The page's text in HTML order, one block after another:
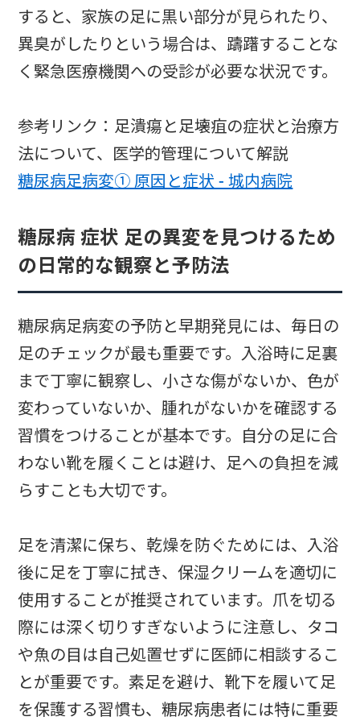
すると、家族の足に黒い部分が見られたり、
異臭がしたりという場合は、躊躇することな
く緊急医療機関への受診が必要な状況です。
参考リンク：足潰瘍と足壊疽の症状と治療方
法について、医学的管理について解説
糖尿病足病変① 原因と症状 - 城内病院
糖尿病 症状 足の異変を見つけるため
の日常的な観察と予防法
糖尿病足病変の予防と早期発見には、毎日の
足のチェックが最も重要です。入浴時に足裏
まで丁寧に観察し、小さな傷がないか、色が
変わっていないか、腫れがないかを確認する
習慣をつけることが基本です。自分の足に合
わない靴を履くことは避け、足への負担を減
らすことも大切です。
足を清潔に保ち、乾燥を防ぐためには、入浴
後に足を丁寧に拭き、保湿クリームを適切に
使用することが推奨されています。爪を切る
際には深く切りすぎないように注意し、タコ
や魚の目は自己処置せずに医師に相談するこ
とが重要です。素足を避け、靴下を履いて足
を保護する習慣も、糖尿病患者には特に重要